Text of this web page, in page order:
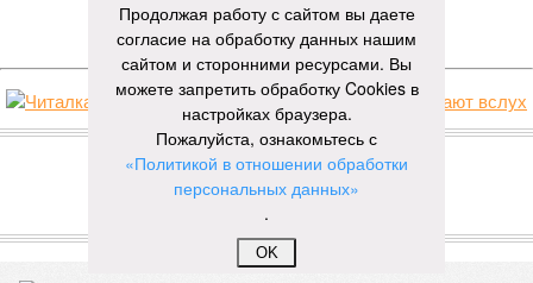
ЕЩЕ НОВОСТИ
НОВОСТИ ПАРТНЕРОВ
Новости smi2.ru
ЕЩЕ ИЗ РАЗДЕЛА «ОБЩЕСТВО»
Продолжая работу с сайтом вы даете
согласие на обработку данных нашим
сайтом и сторонними ресурсами. Вы
можете запретить обработку Cookies в
настройках браузера.
Пожалуйста, ознакомьтесь с
«Политикой в отношении обработки
персональных данных»
.
OK